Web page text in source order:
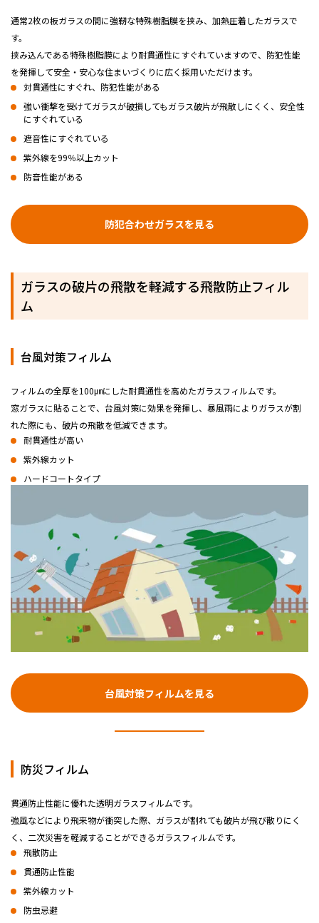
通常2枚の板ガラスの間に強靭な特殊樹脂膜を挟み、加熱圧着したガラスで
す。
挟み込んである特殊樹脂膜により耐貫通性にすぐれていますので、防犯性能
を発揮して安全・安心な住まいづくりに広く採用いただけます。
対貫通性にすぐれ、防犯性能がある
強い衝撃を受けてガラスが破損してもガラス破片が飛散しにくく、安全性
にすぐれている
遮音性にすぐれている
紫外線を99％以上カット
防音性能がある
防犯合わせガラスを見る
ガラスの破片の飛散を軽減する飛散防止フィル
ム
台風対策フィルム
フィルムの全厚を100㎛にした耐貫通性を高めたガラスフィルムです。
窓ガラスに貼ることで、台風対策に効果を発揮し、暴風雨によりガラスが割
れた際にも、破片の飛散を低減できます。
耐貫通性が高い
紫外線カット
ハードコートタイプ
台風対策フィルムを見る
防災フィルム
貫通防止性能に優れた透明ガラスフィルムです。
強風などにより飛来物が衝突した際、ガラスが割れても破片が飛び散りにく
く、二次災害を軽減することができるガラスフィルムです。
飛散防止
貫通防止性能
紫外線カット
防虫忌避